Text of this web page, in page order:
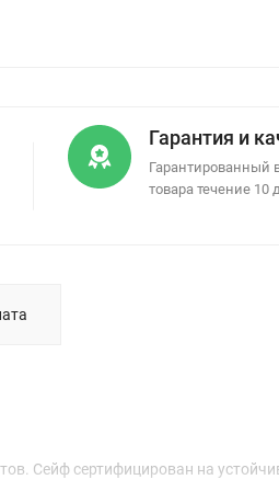
Гарантия и
Гарантированный
товара течение 10
Сейф сертифицирован на